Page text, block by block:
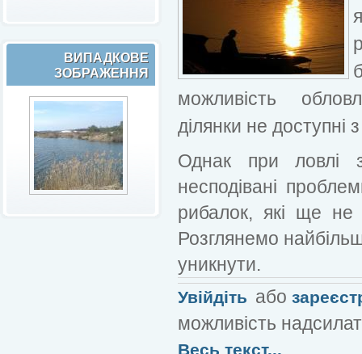
ВИПАДКОВЕ
ЗОБРАЖЕННЯ
можливість
ділянки не доступні
Однак при ловлі
несподівані
рибалок, які ще не
Розглянемо
уникнути.
Увійдіть або
можливість
Весь текст...